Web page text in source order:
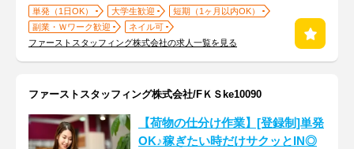
単発（1日OK） 大学生歓迎
短期（1ヶ月以内OK）
副業・Ｗワーク歓迎
ネイル可
ファーストスタッフィング株式会社の求人一覧を見る
ファーストスタッフィング株式会社/FＫＳke10090
【荷物の仕分け作業】[登録制]単発
OK♪稼ぎたい時だけサクッとIN◎